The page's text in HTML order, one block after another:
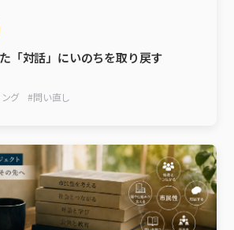
「対話」にいのちを取り戻す
グ #問い直し